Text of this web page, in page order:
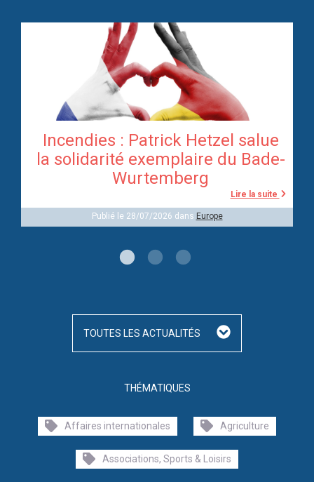
Incendies : Patrick Hetzel salue
la solidarité exemplaire du Bade-
Wurtemberg
Lire la suite
Publié le 28/07/2026 dans Europe
THÉMATIQUES
Affaires internationales Agriculture
Associations, Sports & Loisirs
TOUTES LES ACTUALITÉS